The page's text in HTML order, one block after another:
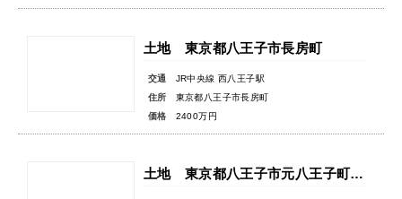
土地 東京都八王子市長房町
交通
JR中央線 西八王子駅
住所
東京都八王子市長房町
価格
2400万円
土地 東京都八王子市元八王子町３丁目